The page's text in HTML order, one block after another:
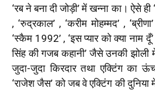
‘रब ने बना दी जोड़ी’ में खन्ना का। ऐसे ही
, ‘रुद्रकाल’ , ‘करीम मोहम्मद’ ,
‘स्कैम 1992’ , ‘इस प्यार को क्या नाम
सिंह की गजब कहानी’ जैसे उनकी झोली
जुदा-जुदा किरदार तथा एक्टिंग का
‘राजेश जैस’ को जब वे एक्टिंग की